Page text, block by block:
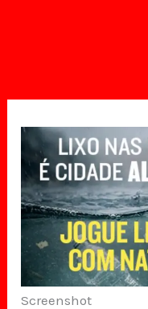
Screenshot